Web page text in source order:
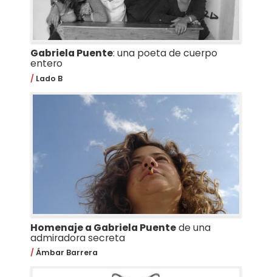
Gabriela Puente: una poeta de cuerpo
entero
Lado B
Homenaje a Gabriela Puentede una
admiradora secreta
Ámbar Barrera